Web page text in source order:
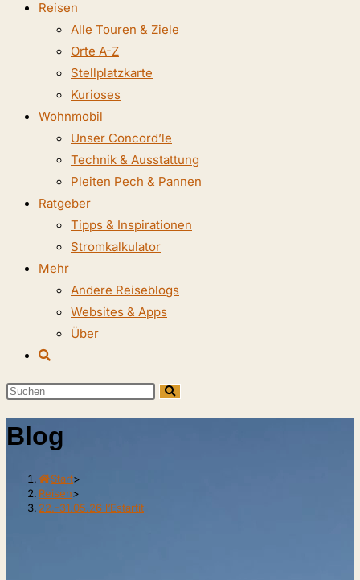
search
Reisen
Alle Touren & Ziele
Orte A-Z
Stellplatzkarte
Kurioses
Wohnmobil
Unser Concord’le
Technik & Ausstattung
Pleiten Pech & Pannen
Ratgeber
Tipps & Inspirationen
Stromkalkulator
Mehr
Andere Reiseblogs
Websites & Apps
Über
Website-
umschalten
Diese
durchsuchen
Blog
Start>
Reisen>
22.-31.05.26 l‘Estartit